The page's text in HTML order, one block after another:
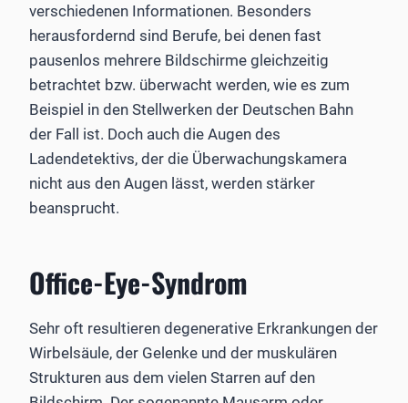
verschiedenen Informationen. Besonders
herausfordernd sind Berufe, bei denen fast
pausenlos mehrere Bildschirme gleichzeitig
betrachtet bzw. überwacht werden, wie es zum
Beispiel in den Stellwerken der Deutschen Bahn
der Fall ist. Doch auch die Augen des
Ladendetektivs, der die Überwachungskamera
nicht aus den Augen lässt, werden stärker
beansprucht.
Office-Eye-Syndrom
Sehr oft resultieren degenerative Erkrankungen der
Wirbelsäule, der Gelenke und der muskulären
Strukturen aus dem vielen Starren auf den